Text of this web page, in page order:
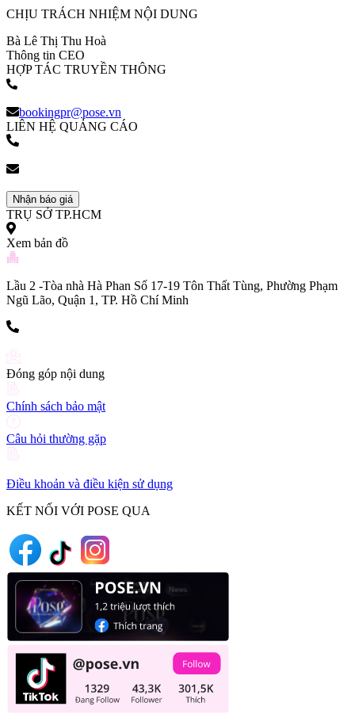
CHỊU TRÁCH NHIỆM NỘI DUNG
Bà Lê Thị Thu Hoà
Thông tin CEO
HỢP TÁC TRUYỀN THÔNG
bookingpr@pose.vn
LIÊN HỆ QUẢNG CÁO
Nhận báo giá
TRỤ SỞ TP.HCM
Xem bản đồ
Lầu 2 -Tòa nhà Hà Phan Số 17-19 Tôn Thất Tùng, Phường Phạm
Ngũ Lão, Quận 1, TP. Hồ Chí Minh
Đóng góp nội dung
Chính sách bảo mật
Câu hỏi thường gặp
Điều khoản và điều kiện sử dụng
KẾT NỐI VỚI POSE QUA